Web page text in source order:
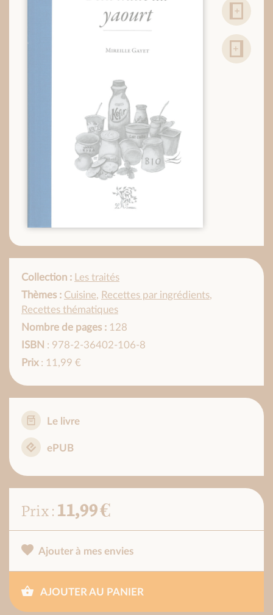
Collection : Les traités
Thèmes : Cuisine, Recettes par ingrédients,
Recettes thématiques
Nombre de pages : 128
ISBN : 978-2-36402-106-8
Prix: 11,99 €
Le livre
ePUB
Prix :11,99 €
Ajouter à mes envies
AJOUTER AU PANIER